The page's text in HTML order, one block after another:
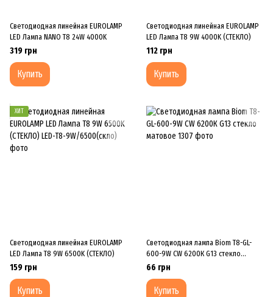
Светодиодная линейная EUROLAMP
LED Лампа NANO T8 24W 4000K
319 грн
Купить
Светодиодная линейная EUROLAMP
LED Лампа T8 9W 4000K (СТЕКЛО)
112 грн
Купить
ХИТ
Светодиодная линейная EUROLAMP
LED Лампа T8 9W 6500K (СТЕКЛО)
159 грн
Купить
Светодиодная лампа Biom T8-GL-
600-9W CW 6200К G13 стекло
матовое
66 грн
Купить